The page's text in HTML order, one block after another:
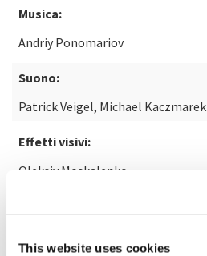
This website uses cookies
Musica:
Andriy Ponomariov
Suono:
Patrick Veigel, Michael Kaczmarek
Effetti visivi:
Oleksiy Moskalenko